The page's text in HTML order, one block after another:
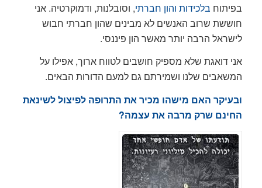
בפיתוח בלכידות והון חברתי, וסובלנות, ודמוקרטיה. אני
חוששת שרוב האנשים לא מבינים שהון חברתי חבוש
לישראל הרבה יותר מאשר הון פיננסי.
אני דואגת שלא מספיק חושבים לטווח ארוך, אפילו על
המשאבים שלנו ושמירתם גם למעם הדורות הבאים.
ובעיקר האם מישהו מכיר את התרופה לפיצול לשינאת
החינם שרק מרבה את עצמה?